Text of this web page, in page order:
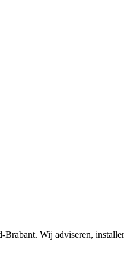
Wij adviseren,